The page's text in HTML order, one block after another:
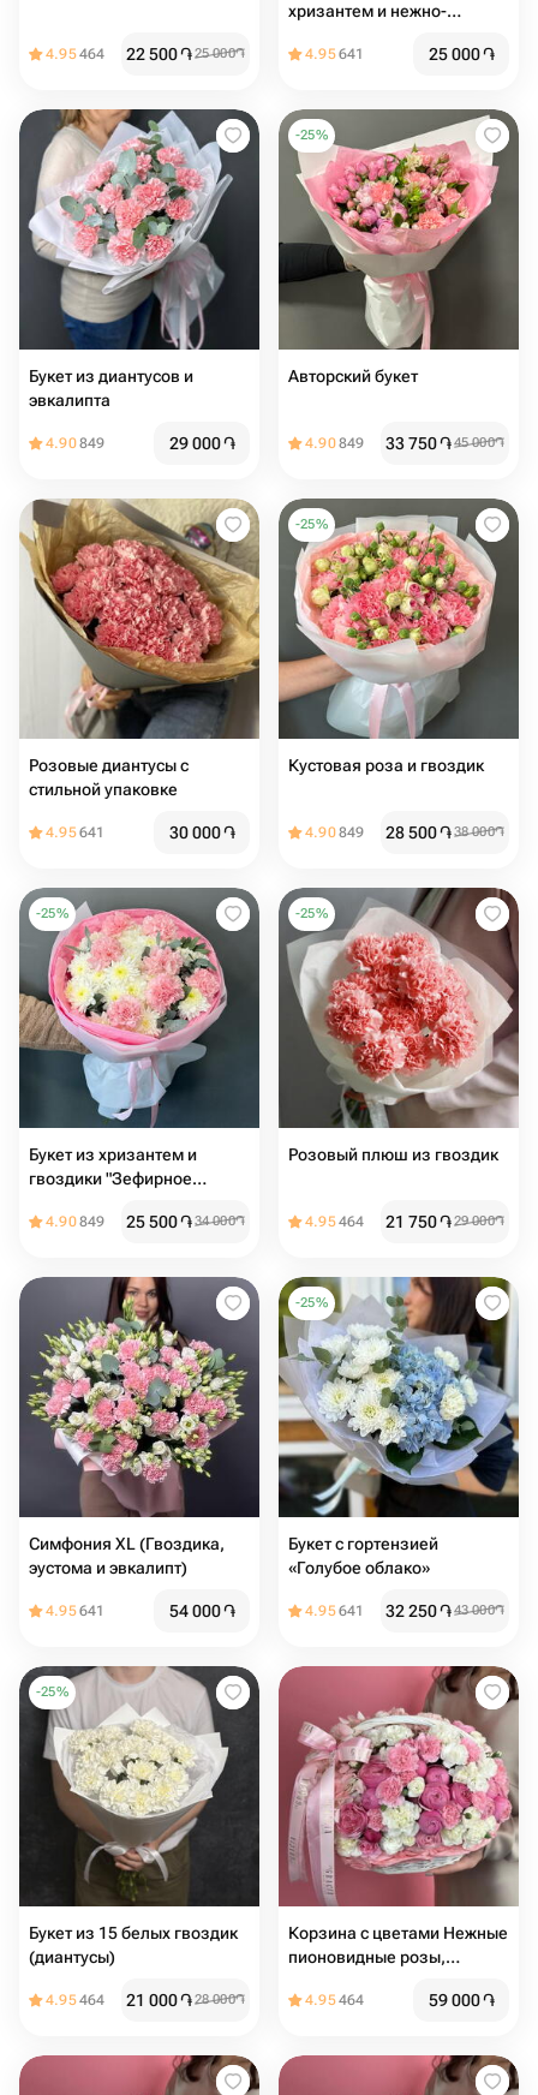
4.95464 22 500֏25 000֏
хризантем и нежно-
4.95641 25 000֏
Букет из диантусов и
эвкалипта
4.90849 29 000֏
-25%
Авторский букет
4.90849 33 750֏45 000֏
Розовые диантусы с
стильной упаковке
4.95641 30 000֏
-25%
Кустовая роза и гвоздик
4.90849 28 500֏38 000֏
-25%
Букет из хризантем и
гвоздики "Зефирное
4.90849 25 500֏34 000֏
-25%
Розовый плюш из гвоздик
4.95464 21 750֏29 000֏
Симфония XL (Гвоздика,
эустома и эвкалипт)
4.95641 54 000֏
-25%
Букет с гортензией
«Голубое облако»
4.95641 32 250֏43 000֏
-25%
Букет из 15 белых гвоздик
(диантусы)
4.95464 21 000֏28 000֏
Корзина с цветами Нежные
пионовидные розы,
ажурные диантусы белые и
4.95464 59 000֏